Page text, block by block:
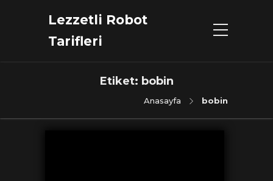
Lezzetli Robot
Tarifleri
Etiket: bobin
Anasayfa bobin